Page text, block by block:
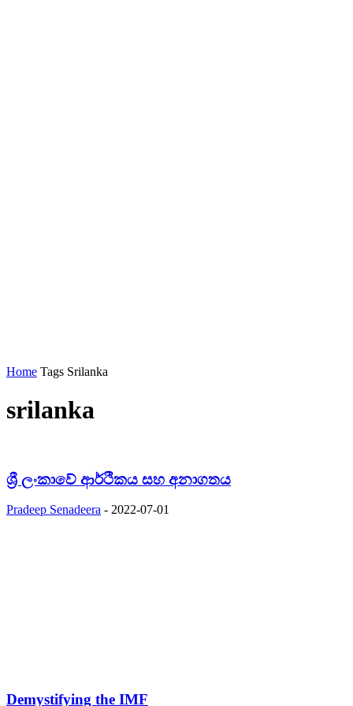
Home Tags Srilanka
srilanka
ශ්‍රී ලංකාවේ ආර්ථිකය සහ අනාගතය
Pradeep Senadeera - 2022-07-01
Demystifying the IMF